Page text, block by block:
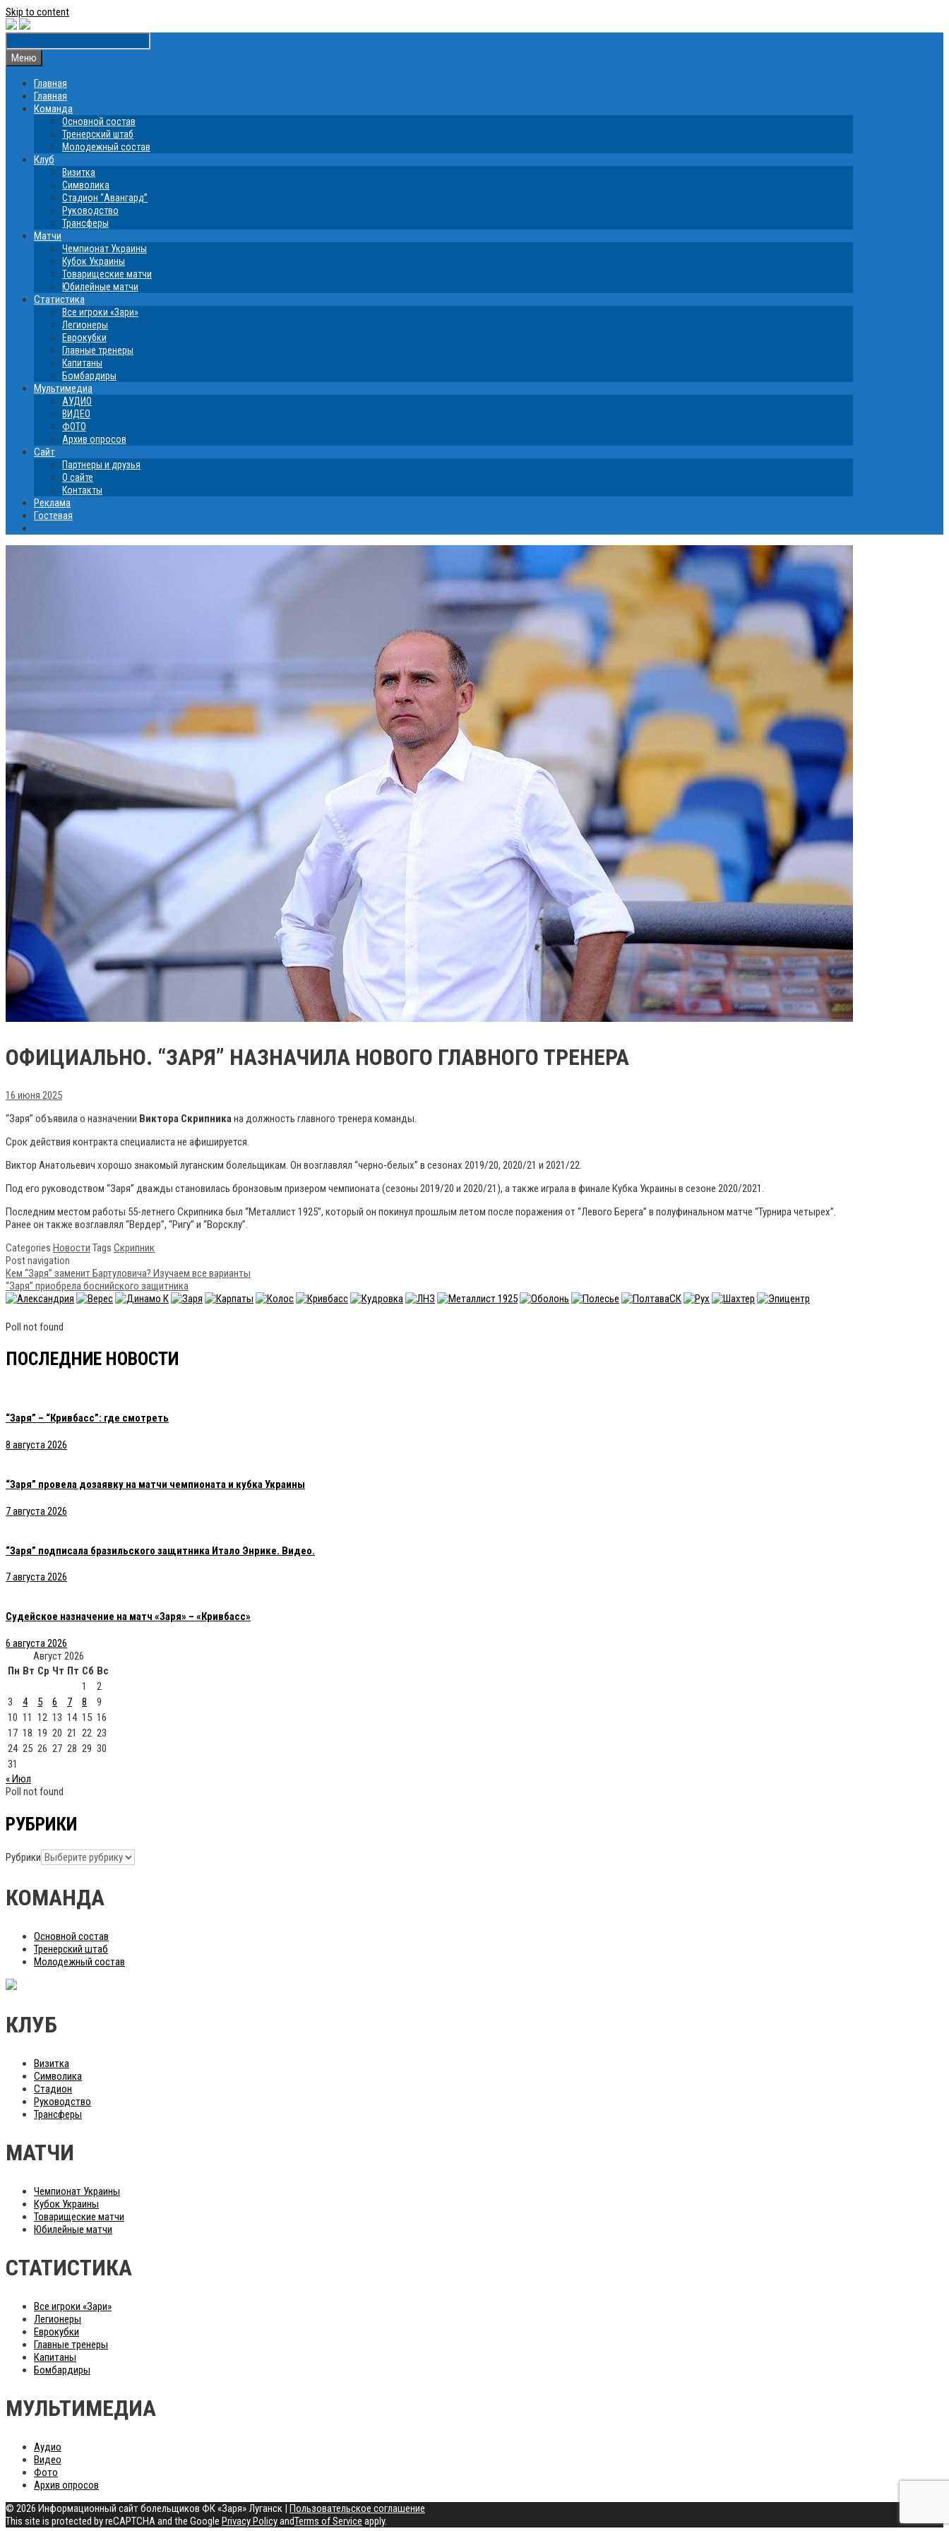
Skip to content
Меню
Главная
Главная
Команда
Основной состав
Тренерский штаб
Молодежный состав
Клуб
Визитка
Символика
Стадион “Авангард”
Руководство
Трансферы
Матчи
Чемпионат Украины
Кубок Украины
Товарищеские матчи
Юбилейные матчи
Статистика
Все игроки «Зари»
Легионеры
Еврокубки
Главные тренеры
Капитаны
Бомбардиры
Мультимедиа
АУДИО
ВИДЕО
ФОТО
Архив опросов
Сайт
Партнеры и друзья
О сайте
Контакты
Реклама
Гостевая
ОФИЦИАЛЬНО. “ЗАРЯ” НАЗНАЧИЛА НОВОГО ГЛАВНОГО ТРЕНЕРА
16 июня 2025
“Заря” объявила о назначении Виктора Скрипникана должность главного тренера команды.
Срок действия контракта специалиста не афишируется.
Виктор Анатольевич хорошо знакомый луганским болельщикам. Он возглавлял “черно-белых” в сезонах 2019/20, 2020/21 и 2021/22.
Под его руководством “Заря” дважды становилась бронзовым призером чемпионата (сезоны 2019/20 и 2020/21), а также играла в финале Кубка Украины в сезоне 2020/2021.
Последним местом работы 55-летнего Скрипника был “Металлист 1925”, который он покинул прошлым летом после поражения от “Левого Берега” в полуфинальном матче “Турнира четырех”.
Ранее он также возглавлял “Вердер”, “Ригу” и “Ворсклу”.
Categories Новости Tags Скрипник
Post navigation
Кем “Заря” заменит Бартуловича? Изучаем все варианты
“Заря” приобрела боснийского защитника
Poll not found
ПОСЛЕДНИЕ НОВОСТИ
“Заря” – “Кривбасс”: где смотреть
8 августа 2026
“Заря” провела дозаявку на матчи чемпионата и кубка Украины
7 августа 2026
“Заря” подписала бразильского защитника Итало Энрике. Видео.
7 августа 2026
Судейское назначение на матч «Заря» – «Кривбасс»
6 августа 2026
Август 2026
Пн Вт Ср Чт Пт Сб Вс
1
2
3
4 5 6 7 8
9
10 11 12 13 14 15 16
17 18 19 20 21 22 23
24 25 26 27 28 29 30
31
« Июл
Poll not found
РУБРИКИ
Рубрики
КОМАНДА
Основной состав
Тренерский штаб
Молодежный состав
КЛУБ
Визитка
Символика
Стадион
Руководство
Трансферы
МАТЧИ
Чемпионат Украины
Кубок Украины
Товарищеские матчи
Юбилейные матчи
СТАТИСТИКА
Все игроки «Зари»
Легионеры
Еврокубки
Главные тренеры
Капитаны
Бомбардиры
МУЛЬТИМЕДИА
Аудио
Видео
Фото
Архив опросов
© 2026 Информационный сайт болельщиков ФК «Заря» Луганск | Пользовательское соглашение
This site is protected by reCAPTCHA and the Google Privacy PolicyandTerms of Service apply.